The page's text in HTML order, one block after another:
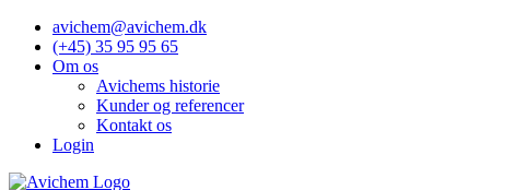
Skip
content
avichem@avichem.dk
(+45) 35 95 95 65
Om os
Avichems historie
Kunder og referencer
Kontakt os
Login